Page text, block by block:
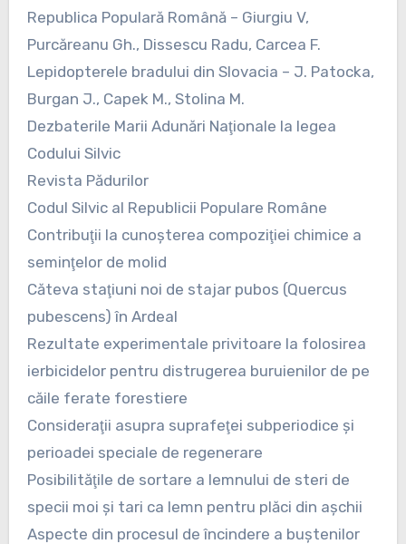
Republica Populară Română – Giurgiu V,
Purcăreanu Gh., Dissescu Radu, Carcea F.
Lepidopterele bradului din Slovacia – J. Patocka,
Burgan J., Capek M., Stolina M.
Dezbaterile Marii Adunări Naţionale la legea
Codului Silvic
Revista Pădurilor
Codul Silvic al Republicii Populare Române
Contribuţii la cunoşterea compoziţiei chimice a
seminţelor de molid
Căteva staţiuni noi de stajar pubos (Quercus
pubescens) în Ardeal
Rezultate experimentale privitoare la folosirea
ierbicidelor pentru distrugerea buruienilor de pe
căile ferate forestiere
Consideraţii asupra suprafeţei subperiodice şi
perioadei speciale de regenerare
Posibilităţile de sortare a lemnului de steri de
specii moi şi tari ca lemn pentru plăci din aşchii
Aspecte din procesul de încindere a buştenilor